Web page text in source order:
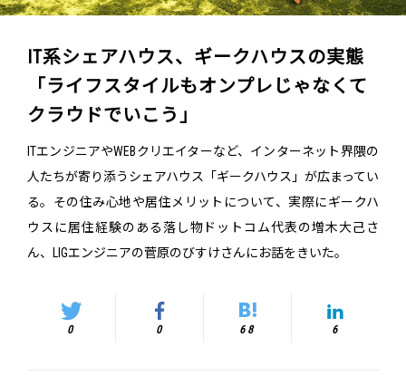
IT系シェアハウス、ギークハウスの実態
「ライフスタイルもオンプレじゃなくて
クラウドでいこう」
ITエンジニアやWEBクリエイターなど、インターネット界隈の
人たちが寄り添うシェアハウス「ギークハウス」が広まってい
る。その住み心地や居住メリットについて、実際にギークハ
ウスに居住経験のある落し物ドットコム代表の増木大己さ
ん、LIGエンジニアの菅原のびすけさんにお話をきいた。
0 0 68 6